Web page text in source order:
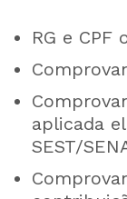
RG e CPF
aplicada
SEST/